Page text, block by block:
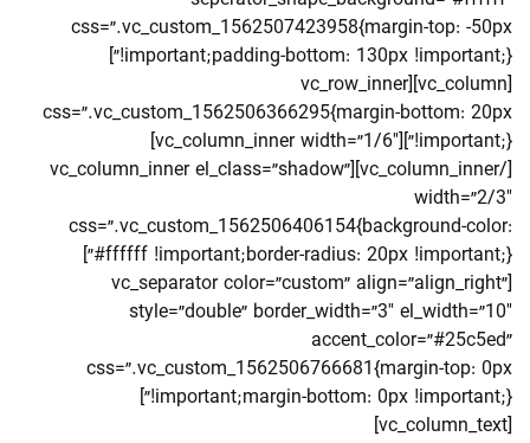
css=”.vc_custom_1562507423958{margin-top: -50px
!important;padding-bottom: 130px !important;}”]
[vc_column][vc_row_inner
css=”.vc_custom_1562506366295{margin-bottom: 20px
!important;}”][vc_column_inner width=”1/6″]
[/vc_column_inner][vc_column_inner el_class=”shadow”
width=”2/3″
css=”.vc_custom_1562506406154{background-color:
#ffffff !important;border-radius: 20px !important;}”]
[vc_separator color=”custom” align=”align_right”
style=”double” border_width=”3″ el_width=”10″
accent_color=”#25c5ed”
css=”.vc_custom_1562506766681{margin-top: 0px
!important;margin-bottom: 0px !important;}”]
[vc_column_text]